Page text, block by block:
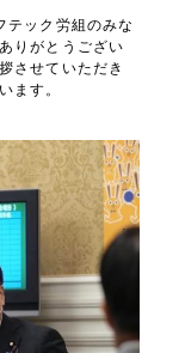
テック労組のみな
りがとうござい
させていただき
ます。